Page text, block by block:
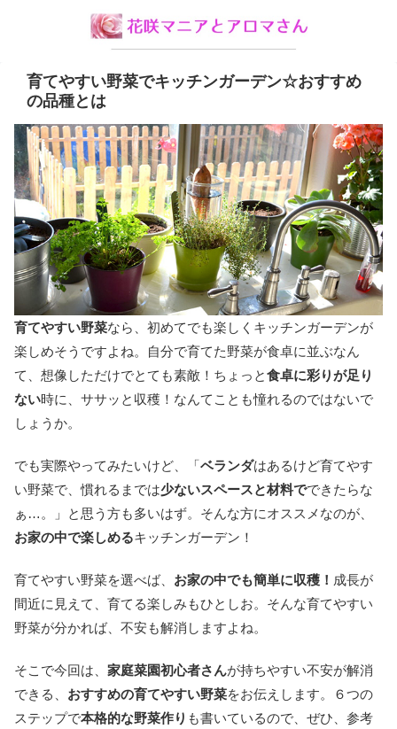
育てやすい野菜でキッチンガーデン☆おすすめ
の品種とは
育てやすい野菜なら、初めてでも楽しくキッチンガーデンが
楽しめそうですよね。自分で育てた野菜が食卓に並ぶなん
て、想像しただけでとても素敵！ちょっと食卓に彩りが足り
ない時に、ササッと収穫！なんてことも憧れるのではないで
しょうか。
でも実際やってみたいけど、「ベランダはあるけど育てやす
い野菜で、慣れるまでは少ないスペースと材料でできたらな
ぁ…。」と思う方も多いはず。そんな方にオススメなのが、
お家の中で楽しめるキッチンガーデン！
育てやすい野菜を選べば、 お家の中でも簡単に収穫！ 成長が
間近に見えて、育てる楽しみもひとしお。そんな育てやすい
野菜が分かれば、不安も解消しますよね。
そこで今回は、 家庭菜園初心者さんが持ちやすい不安が解消
できる、 おすすめの育てやすい野菜をお伝えします。６つの
ステップで本格的な野菜作り も書いているので、ぜひ、参考